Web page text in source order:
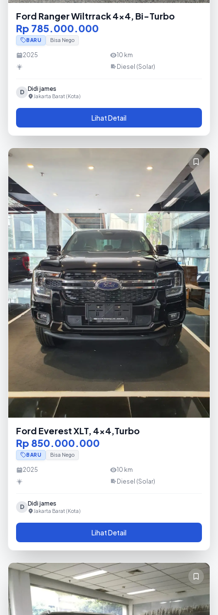
Ford Ranger Wiltrrack 4x4, Bi-Turbo
Rp 785.000.000
BARU Bisa Nego
2025 10 km
Diesel (Solar)
D Didi james
Jakarta Barat (Kota)
Lihat Detail
Ford Everest XLT, 4x4,Turbo
Rp 850.000.000
BARU Bisa Nego
2025 10 km
Diesel (Solar)
D Didi james
Jakarta Barat (Kota)
Lihat Detail